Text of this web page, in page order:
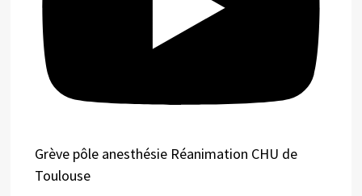
Grève pôle anesthésie Réanimation CHU de
Toulouse